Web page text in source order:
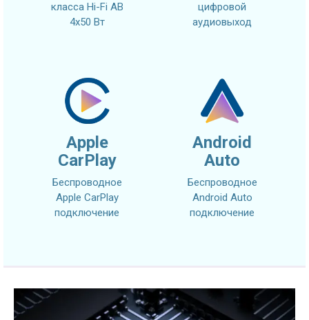
класса Hi-Fi AB
4x50 Вт
цифровой
аудиовыход
Apple
CarPlay
Беспроводное
Apple CarPlay
подключение
Android
Auto
Беспроводное
Android Auto
подключение